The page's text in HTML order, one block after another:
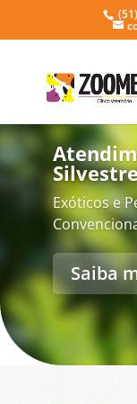
Exóticos e
Saiba